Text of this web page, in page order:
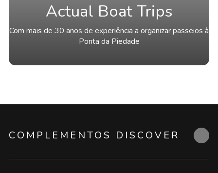
Actual Boat Trips
Com mais de 30 anos de experiência a organizar passeios à
Ponta da Piedade
COMPLEMENTOS DISCOVER